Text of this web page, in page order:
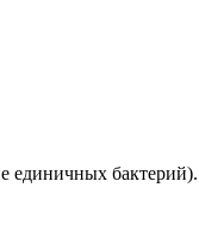
единичных бактерий).